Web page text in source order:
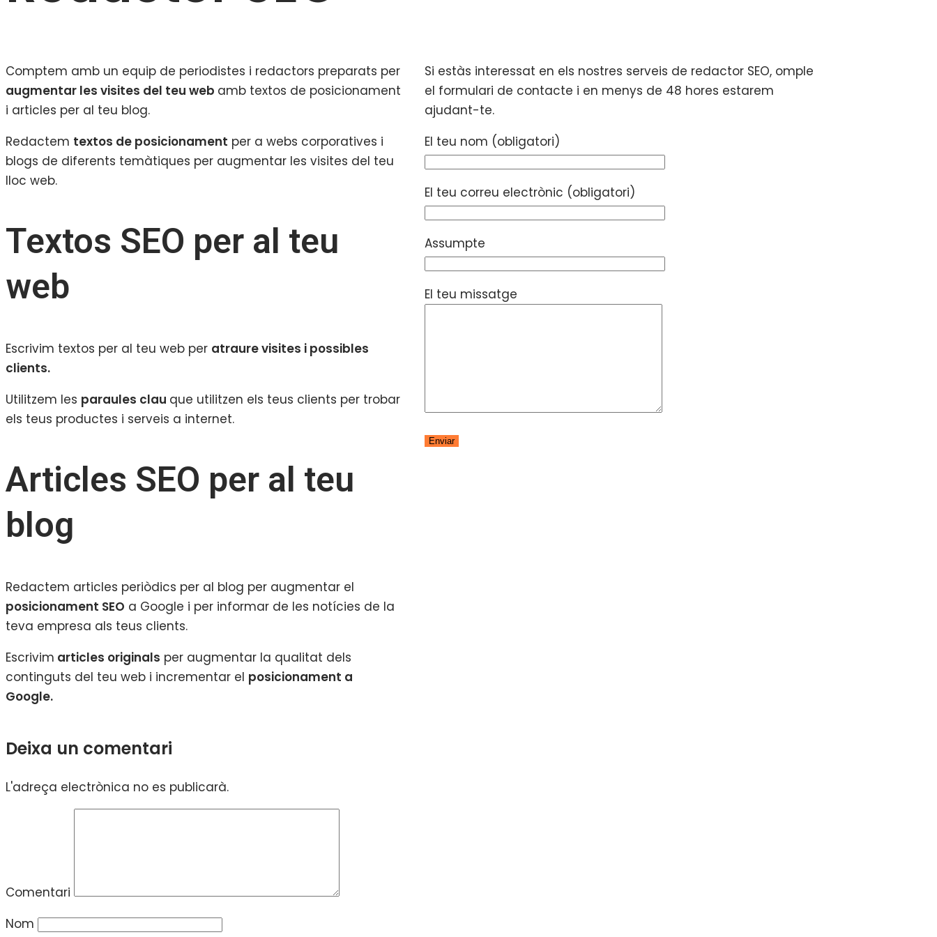
Comptem amb un equip de periodistes i redactors preparats per
augmentar les visites del teu web amb textos de posicionament
i articles per al teu blog.
Redactem textos de posicionament per a webs corporatives i
blogs de diferents temàtiques per augmentar les visites del teu
lloc web.
Textos SEO per al teu
web
Escrivim textos per al teu web per atraure visites i possibles
clients.
Utilitzem les paraules clau que utilitzen els teus clients per trobar
els teus productes i serveis a internet.
Articles SEO per al teu
blog
Redactem articles periòdics per al blog per augmentar el
posicionament SEO a Google i per informar de les notícies de la
teva empresa als teus clients.
Escrivim articles originals per augmentar la qualitat dels
continguts del teu web i incrementar el posicionament a
Google.
Si estàs interessat en els nostres serveis de redactor SEO, omple
el formulari de contacte i en menys de 48 hores estarem
ajudant-te.
El teu nom (obligatori)
El teu correu electrònic (obligatori)
Assumpte
El teu missatge
Deixa un comentari
L'adreça electrònica no es publicarà.
Comentari
Nom